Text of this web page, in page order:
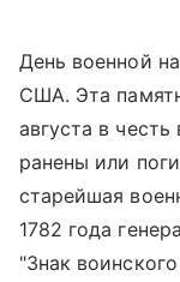
День военной
США. Эта
августа в
ранены или
старейшая
1782 года
"Знак